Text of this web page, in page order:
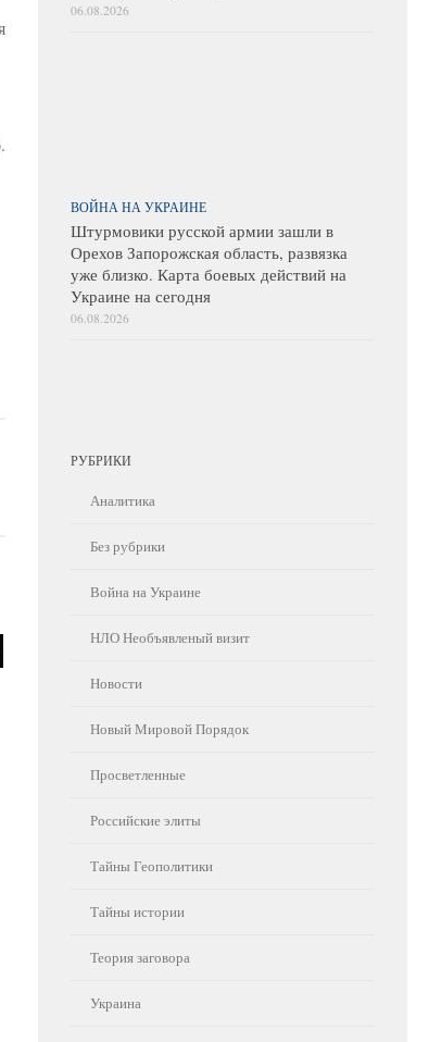
06.08.2026
ВОЙНА НА УКРАИНЕ
Штурмовики русской армии зашли в
Орехов Запорожская область, развязка
уже близко. Карта боевых действий на
Украине на сегодня
06.08.2026
РУБРИКИ
Аналитика
Без рубрики
Война на Украине
НЛО Необъявленый визит
Новости
Новый Мировой Порядок
Просветленные
Российские элиты
Тайны Геополитики
Тайны истории
Теория заговора
Украина